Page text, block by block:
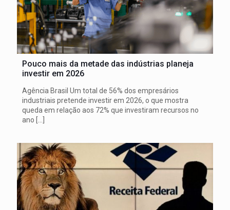
Pouco mais da metade das indústrias planeja
investir em 2026
Agência Brasil Um total de 56% dos empresários
industriais pretende investir em 2026, o que mostra
queda em relação aos 72% que investiram recursos no
ano […]